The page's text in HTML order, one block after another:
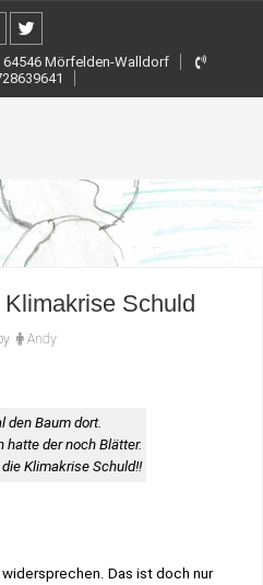
64546 Mörfelden-Walldorf
Schuld
Andy
den Baum dort.
hatte der noch Blätter.
Klimakrise Schuld!!
Das ist doch nur